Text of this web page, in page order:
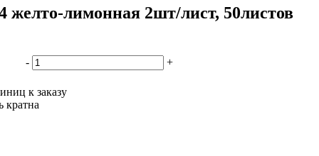
желто-лимонная 2шт/лист, 50листов
- +
к заказу
кратна